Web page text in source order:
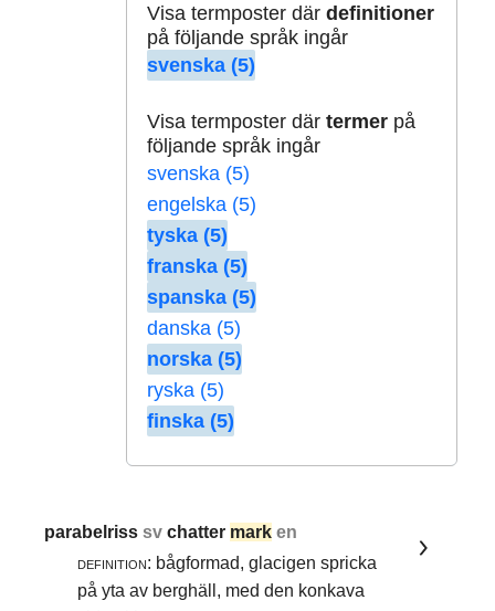
Visa termposter där definitioner
på följande språk ingår
svenska (5)
Visa termposter där termerpå
följande språk ingår
svenska (5)
engelska (5)
tyska (5)
franska (5)
spanska (5)
danska (5)
norska (5)
ryska (5)
finska (5)
parabelrisssvchatter mark en
definition: bågformad, glacigen spricka
på yta av berghäll, med den konkava